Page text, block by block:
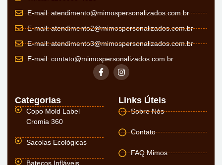
E-mail:atendimento@mimospersonalizados.com.br
E-mail:atendimento2@mimospersonalizados.com.br
E-mail:atendimento3@mimospersonalizados.com.br
E-mail: contato@mimospersonalizados.com.br
Categorias
Copo Mold Label
Cromia 360
Sacolas Ecológicas
Batecos Infláveis
Links Úteis
Sobre Nós
Contato
FAQ Mimos